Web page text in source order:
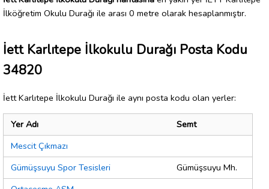
İlköğretim Okulu Durağı ile arası 0 metre olarak hesaplanmıştır.
İett Karlıtepe İlkokulu Durağı Posta Kodu
34820
İett Karlıtepe İlkokulu Durağı ile aynı posta kodu olan yerler:
Yer Adı
Semt
Mescit Çıkmazı
Gümüşsuyu Spor Tesisleri
Gümüşsuyu Mh.